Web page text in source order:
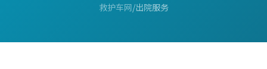
救护车网 出院服务